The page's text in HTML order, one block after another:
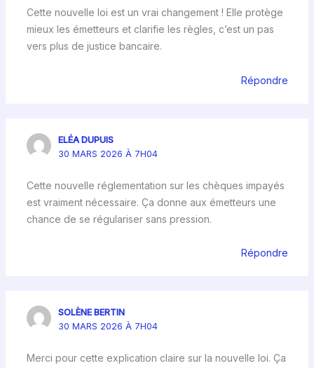
Cette nouvelle loi est un vrai changement ! Elle protège
mieux les émetteurs et clarifie les règles, c’est un pas
vers plus de justice bancaire.
Répondre
ELÉA DUPUIS
30 MARS 2026 À 7H04
Cette nouvelle réglementation sur les chèques impayés
est vraiment nécessaire. Ça donne aux émetteurs une
chance de se régulariser sans pression.
Répondre
SOLÈNE BERTIN
30 MARS 2026 À 7H04
Merci pour cette explication claire sur la nouvelle loi. Ça